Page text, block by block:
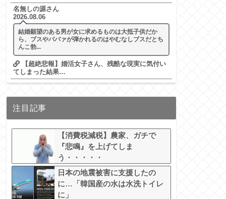
名無しの源さん
2026.08.06
結婚願望のある男が女に求めるものは大抵子供だか
ら、ブスやババァが弾かれるのはやむなしブスだとち
んこ勃...
【超絶悲報】婚活女子さん、残酷な現実に気付い
てしまった結果…
注目記事
【消費税減税】農家、ガチで
『悲鳴』を上げてしま
う・・・・・
日本の地震被害に支援したの
に…「韓国産の水は水洗トイレ
に」